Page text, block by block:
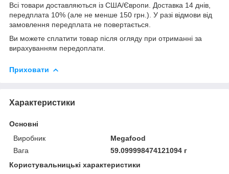
Всі товари доставляються із США/Європи. Доставка 14 днів,
передплата 10% (але не менше 150 грн.). У разі відмови від
замовлення передплата не повертається.
Ви можете сплатити товар після огляду при отриманні за
вирахуванням передоплати.
Приховати
Характеристики
Основні
Виробник
Megafood
Вага
59.099998474121094 г
Користувальницькі характеристики